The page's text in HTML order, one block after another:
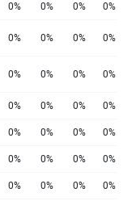
0% 0% 0% 0%
0% 0% 0% 0%
0% 0% 0% 0%
0% 0% 0% 0%
0% 0% 0% 0%
0% 0% 0% 0%
0% 0% 0% 0%